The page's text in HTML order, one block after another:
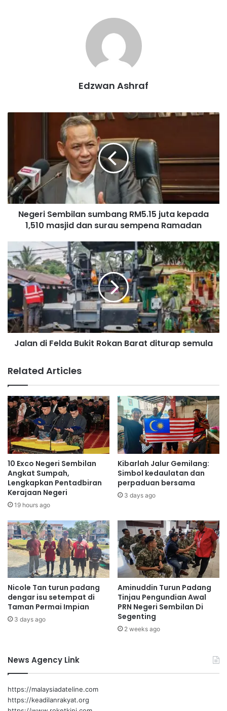
Pilah Noorzunita
Edzwan Ashraf
S
e
m
n
s
u
m
b
a
n
g
.
1
5
j
u
t
a
k
e
p
a
d
a
,
5
1
0
m
a
s
j
d
s
u
a
u
Negeri Sembilan sumbang RM5.15 juta kepada
1,510 masjid dan surau sempena Ramadan
a
l
a
n
d
F
e
B
u
k
i
t
R
o
k
a
n
B
a
r
t
d
i
t
u
r
a
p
s
e
a
Jalan di Felda Bukit Rokan Barat diturap semula
Related Articles
10 Exco Negeri Sembilan
Angkat Sumpah,
Lengkapkan Pentadbiran
Kerajaan Negeri
19 hours ago
Kibarlah Jalur Gemilang:
Simbol kedaulatan dan
perpaduan bersama
3 days ago
Nicole Tan turun padang
dengar isu setempat di
Taman Permai Impian
3 days ago
Aminuddin Turun Padang
Tinjau Pengundian Awal
PRN Negeri Sembilan Di
Segenting
2 weeks ago
News Agency Link
https://malaysiadateline.com
https://keadilanrakyat.org